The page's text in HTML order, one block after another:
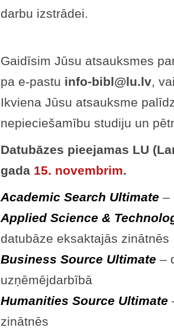
darbu izstrādei.
Gaidīsim Jūsu atsauksmes
pa e-pastu info-bibl@lu.lv ,
Ikviena Jūsu atsauksme
nepieciešamību studiju un
Datubāzes pieejamas LU
gada 15. novembrim.
Academic Search Ultimate –
Applied Science &
datubāze eksaktajās zinātnēs
Business Source Ultimate –
uzņēmējdarbībā
Humanities Source Ultimate
zinātnēs